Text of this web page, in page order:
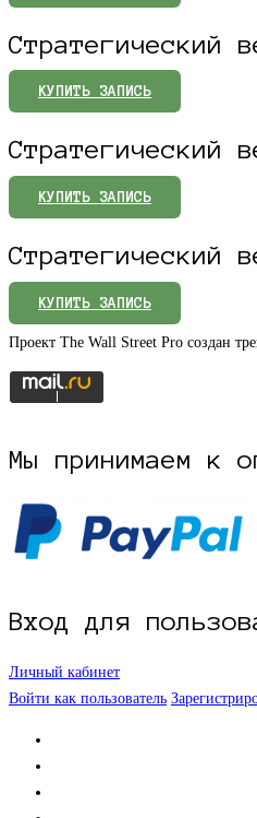
Стратегический
КУПИТЬ ЗАПИСЬ
Стратегический
КУПИТЬ ЗАПИСЬ
Стратегический
КУПИТЬ ЗАПИСЬ
Проект The Wall Street Pro создан
Мы принимаем к
Вход для
Личный кабинет
Войти как пользователь